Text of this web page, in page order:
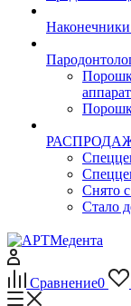
Снято
Стало
Сравнение0